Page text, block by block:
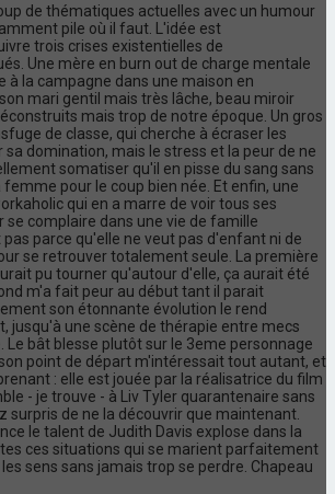
de thématiques actuelles avec un humour
pile où il faut. L'idée est
trois crises existentielles de
Une mère en burn out de charge mentale
à la campagne dans une maison en
mari gentil mais très lâche, beau miroir
mais trop de notre époque. Un gros
de classe, qui cherche à écraser les
domination, mais le stress et la peur de ne
somatiser qu'il en pisse du sang sans
pour le coup bien née. Et enfin, une
qui en a marre de voir tous ses
se complaire dans une vie de famille
pas parce qu'elle ne veut pas d'enfant ni de
se retrouver totalement seule. La première
pu tourner qu'autour d'elle, ça aurait été
m'a fait peur au début tant il parait
son étonnante évolution le rend
jusqu'à une scène de thérapie entre mecs
Le bât blesse plutôt sur le 3eme personnage
point de départ m'intéressait tout autant, et
: elle est jouée par la réalisatrice du film
- je trouve - à Liv Tyler quarantenaire sans
surpris de ne la découvrir que maintenant.
le talent de Judith Davis explose dans la
ces situations qui se marient parfaitement
sens sans jamais trop se perdre. Chapeau